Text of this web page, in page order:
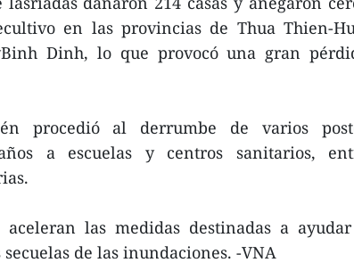
en las provincias de Thua Thien-
Dinh, lo que provocó una gran
procedió al derrumbe de varios
a escuelas y centros sanitarios,
aceleran las medidas destinadas a
de las inundaciones. -VNA